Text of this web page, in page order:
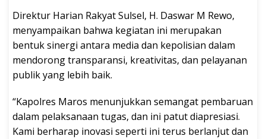
Direktur Harian Rakyat Sulsel, H. Daswar M Rewo,
menyampaikan bahwa kegiatan ini merupakan
bentuk sinergi antara media dan kepolisian dalam
mendorong transparansi, kreativitas, dan pelayanan
publik yang lebih baik.
“Kapolres Maros menunjukkan semangat pembaruan
dalam pelaksanaan tugas, dan ini patut diapresiasi.
Kami berharap inovasi seperti ini terus berlanjut dan